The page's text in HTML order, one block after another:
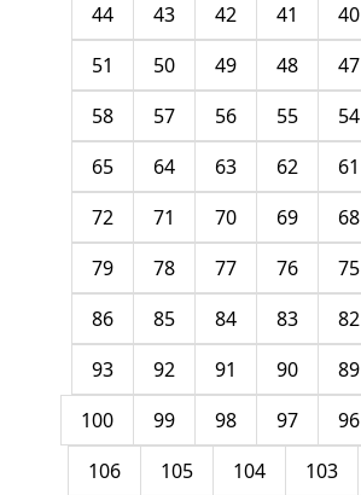
40
41
42
43
44
47
48
49
50
51
54
55
56
57
58
61
62
63
64
65
68
69
70
71
72
75
76
77
78
79
82
83
84
85
86
89
90
91
92
93
96
97
98
99
100
103
104
105
106